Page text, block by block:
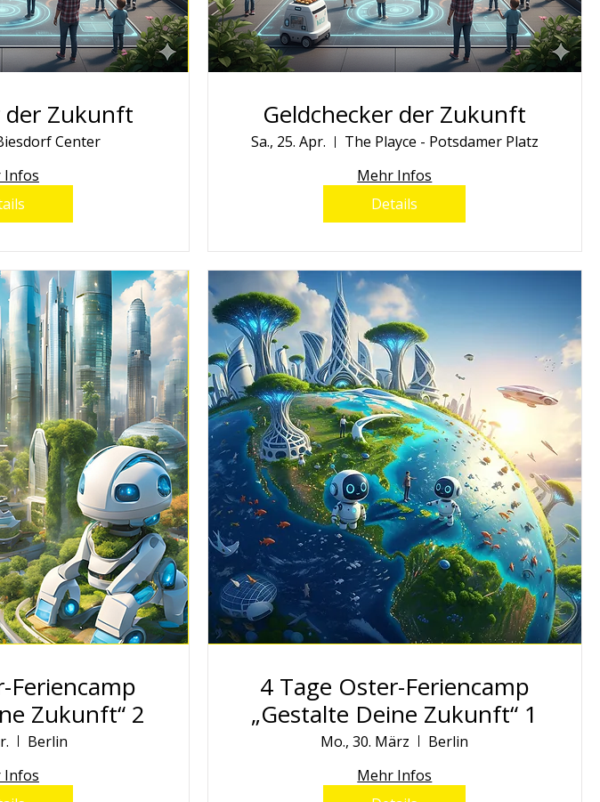
der Zukunft
Center
Infos
Geldchecker der Zukunft
Sa., 25. Apr.
The Playce - Potsdamer Platz
Mehr Infos
Details
Feriencamp
Zukunft“ 2
Berlin
Infos
4 Tage Oster-Feriencamp
„Gestalte Deine Zukunft“ 1
Mo., 30. März
Berlin
Mehr Infos